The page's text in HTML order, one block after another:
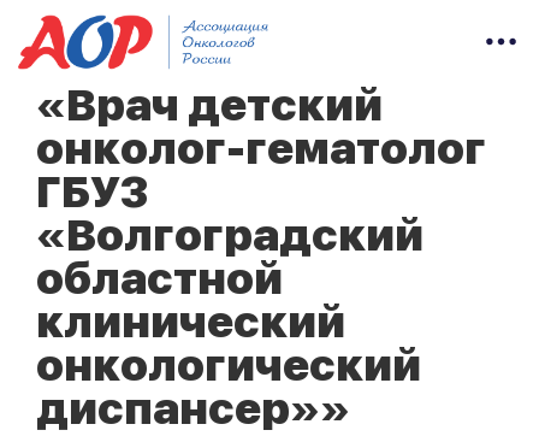
«Врач детский
онколог-гематолог
ГБУЗ
«Волгоградский
областной
клинический
онкологический
диспансер»»